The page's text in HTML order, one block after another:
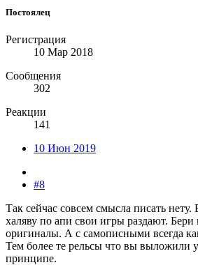
Постоялец
Регистрация
10 Мар 2018
Сообщения
302
Реакции
141
10 Июн 2019
#8
Так сейчас совсем смысла писать нету.
халяву по апи свои игры раздают.
оригиналы. А с самописными всегда
Тем более те рельсы что вы выложили
принципе.